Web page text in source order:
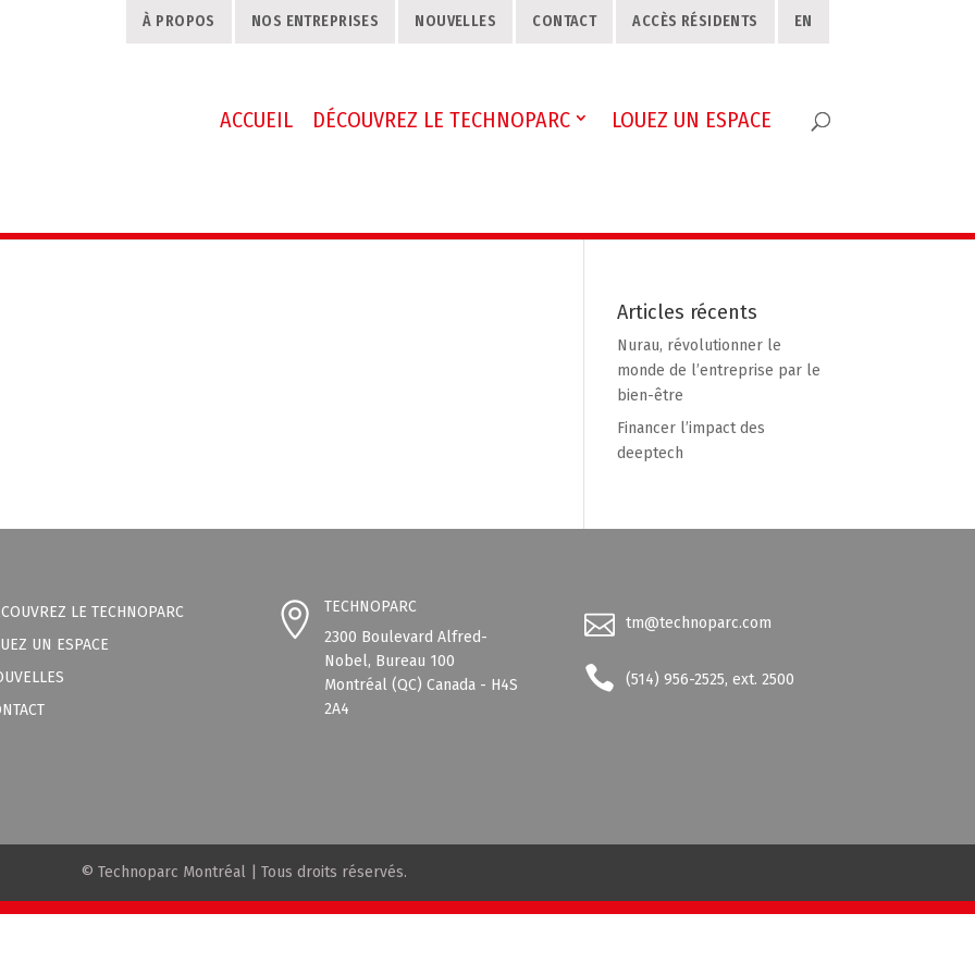
À PROPOS NOS ENTREPRISES NOUVELLES CONTACT ACCÈS RÉSIDENTS EN
ACCUEIL DÉCOUVREZ LE TECHNOPARC LOUEZ UN ESPACE
Articles récents
Nurau, révolutionner le
monde de l’entreprise par le
bien-être
Financer l’impact des
deeptech
LE TECHNOPARC
UN ESPACE
TECHNOPARC
2300 Boulevard Alfred-
Nobel, Bureau 100
Montréal (QC) Canada - H4S
2A4
tm@technoparc.com
(514) 956-2525, ext. 2500
© Technoparc Montréal | Tous droits réservés.